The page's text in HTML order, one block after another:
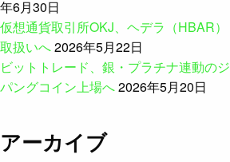
年6月30日
仮想通貨取引所OKJ、ヘデラ（HBAR）
取扱いへ2026年5月22日
ビットトレード、銀・プラチナ連動のジ
パングコイン上場へ2026年5月20日
アーカイブ